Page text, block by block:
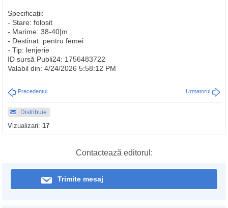
Specificații:
- Stare: folosit
- Marime: 38-40|m
- Destinat: pentru femei
- Tip: lenjerie
ID sursă Publi24: 1756483722
Valabil din: 4/24/2026 5:58:12 PM
Precedentul Urmatorul
Distribuie
Vizualizari: 17
Contactează editorul:
Trimite mesaj